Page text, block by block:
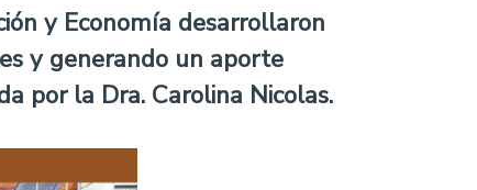
y Economía desarrollaron
y generando un aporte
por la Dra. Carolina Nicolas.